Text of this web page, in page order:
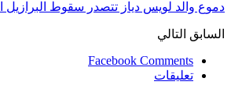
دموع والد لويس دياز تتصدر سقوط البرازيل
السابق التالي
Facebook Comments
تعليقات